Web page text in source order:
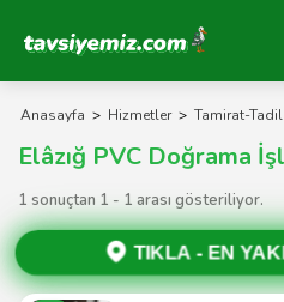
Tavsiyemiz Anasayfa
Anasayfa > Hizmetler > Tamirat-
Elâzığ PVC Doğrama
1 sonuçtan 1 - 1 arası gösteriliyor.
TIKLA - EN